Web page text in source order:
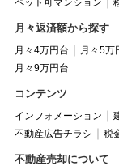
月々返済額から探す
月々4万円台 月々5万
月々9万円台
コンテンツ
インフォメーション
不動産広告チラシ
税
不動産売却について